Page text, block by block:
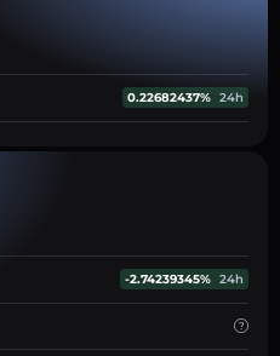
0.22682437% 24h
-2.74239345% 24h